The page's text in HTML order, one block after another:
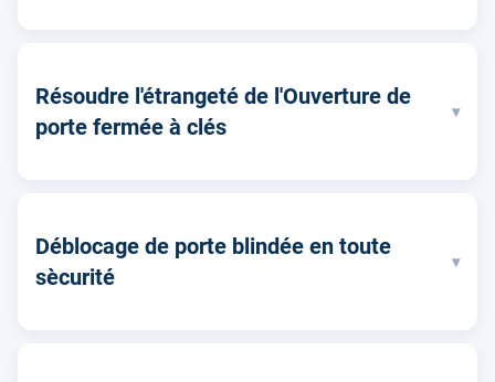
Résoudre l'étrangeté de l'Ouverture de
porte fermée à clés
▾
Déblocage de porte blindée en toute
sècurité
▾